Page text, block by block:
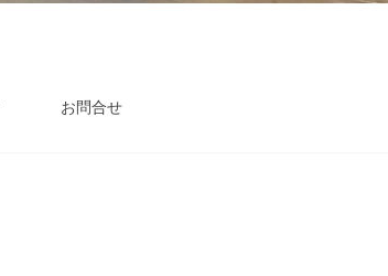
お問合せ